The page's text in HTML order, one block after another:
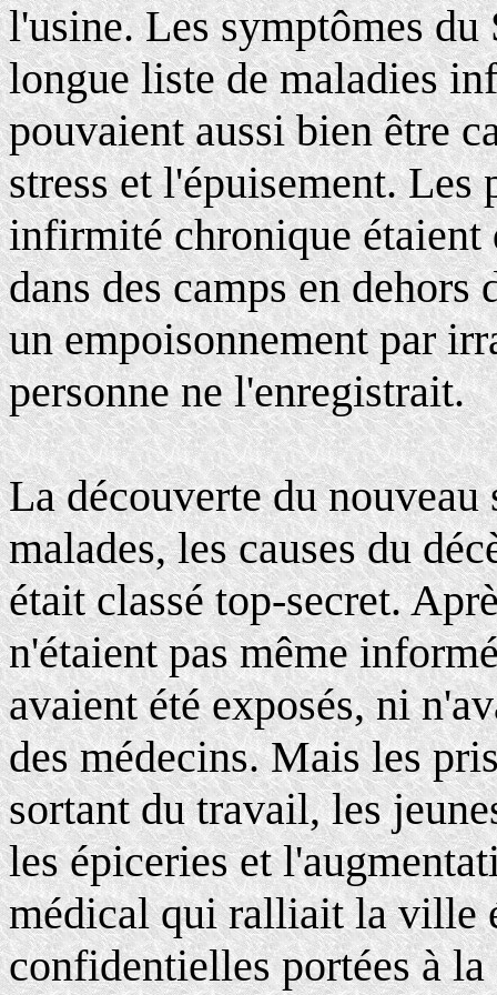
l'usine. Les symptômes du
longue liste de maladies
pouvaient aussi bien être
stress et l'épuisement.
infirmité chronique étaient
dans des camps en
un empoisonnement par
personne ne l'enregistrait.
La découverte du nouveau
malades, les causes du
était classé top-secret.
n'étaient pas même
avaient été exposés, ni
des médecins. Mais les
sortant du travail, les
les épiceries et
médical qui ralliait la ville
confidentielles portées à